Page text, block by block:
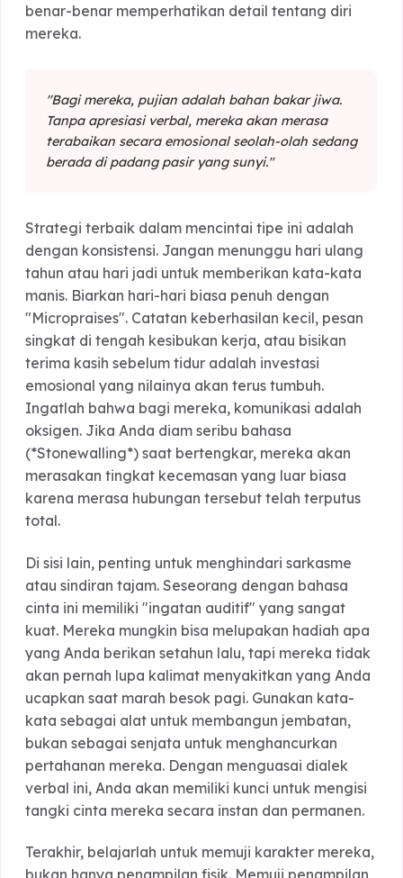
mendengar, "Aku mencintaimu karena caramu
menangani masalah tadi sangat dewasa," atau
spesifik memberikan rasa aman bahwa Anda
benar-benar memperhatikan detail tentang diri
mereka.
"Bagi mereka, pujian adalah bahan bakar jiwa.
Tanpa apresiasi verbal, mereka akan merasa
terabaikan secara emosional seolah-olah sedang
berada di padang pasir yang sunyi."
Strategi terbaik dalam mencintai tipe ini adalah
dengan konsistensi. Jangan menunggu hari ulang
tahun atau hari jadi untuk memberikan kata-kata
manis. Biarkan hari-hari biasa penuh dengan
"Micropraises". Catatan keberhasilan kecil, pesan
singkat di tengah kesibukan kerja, atau bisikan
terima kasih sebelum tidur adalah investasi
emosional yang nilainya akan terus tumbuh.
Ingatlah bahwa bagi mereka, komunikasi adalah
oksigen. Jika Anda diam seribu bahasa
(*Stonewalling*) saat bertengkar, mereka akan
merasakan tingkat kecemasan yang luar biasa
karena merasa hubungan tersebut telah terputus
total.
Di sisi lain, penting untuk menghindari sarkasme
atau sindiran tajam. Seseorang dengan bahasa
cinta ini memiliki "ingatan auditif" yang sangat
yang Anda berikan setahun lalu, tapi mereka